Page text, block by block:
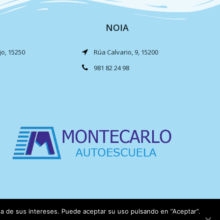
15250
NOIA
Rúa Calvario, 9, 15200
981 82 24 98
sus intereses. Puede aceptar su uso pulsando en “Aceptar”.